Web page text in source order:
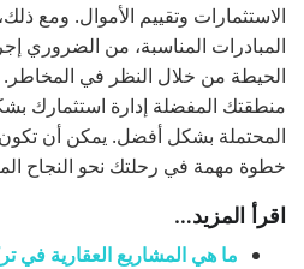
الاستثمارات وتقييم الأموال. ومع
المبادرات المناسبة، من الضروري
الحيطة من خلال النظر في المخاطر.
منطقتك المفضلة إدارة استثمارك
المحتملة بشكل أفضل. يمكن أن تكون
خطوة مهمة في رحلتك نحو النجاح
اقرأ المزيد…
ما هي المشاريع العقارية في